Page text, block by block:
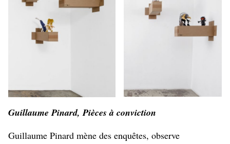
Guillaume Pinard, Pièces à conviction
Guillaume Pinard mène des enquêtes, observe